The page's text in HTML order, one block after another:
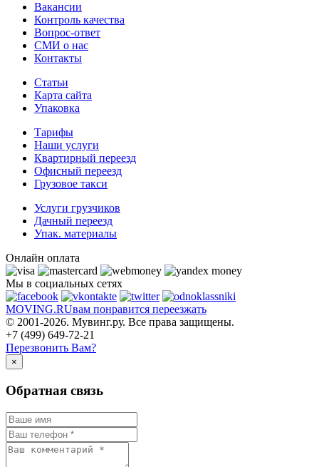
Вакансии
Контроль качества
Вопрос-ответ
СМИ о нас
Контакты
Статьи
Карта сайта
Упаковка
Тарифы
Наши услуги
Квартирный переезд
Офисный переезд
Грузовое такси
Услуги грузчиков
Дачный переезд
Упак. материалы
Онлайн оплата
Мы в социальных сетях
MOVING.RUвам понравится переезжать
© 2001-2026. Мувинг.ру. Все права защищены.
+7 (499) 649-72-21
Перезвонить Вам?
×
Обратная связь